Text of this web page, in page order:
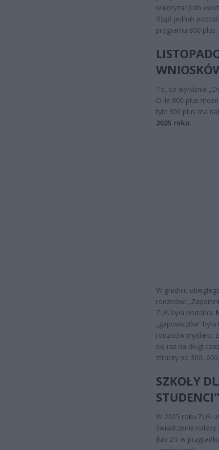
waloryzacji do
Rząd jednak
programu 800 plus.
To, co wyróżnia
O ile 800 plus
tyle 300 plus ma
2025 roku.
W grudniu
rodziców:
ZUS była brutalna:
„gapowiczów”
rodziców myślało,
się raz na długi
straciły po 300,
SZKOŁY
W 2025 roku ZUS
świadczenie
(lub 24. w